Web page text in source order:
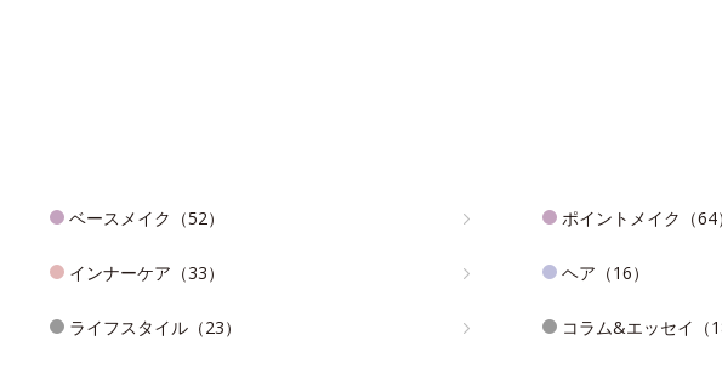
ベースメイク（52） ポイントメイク（64）
インナーケア（33） ヘア（16）
ライフスタイル（23） コラム&エッセイ（